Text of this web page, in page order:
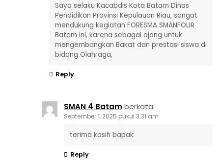
Saya selaku Kacabdis Kota Batam Dinas
Pendidikan Provinsi Kepulauan Riau, sangat
mendukung kegiatan FORESMA SMANFOUR
Batam ini, karena sebagai ajang untuk
mengembangkan Bakat dan prestasi siswa di
bidang Olahraga,
Reply
SMAN 4 Batam berkata:
September 1, 2025 pukul 3:31 am
terima kasih bapak
Reply